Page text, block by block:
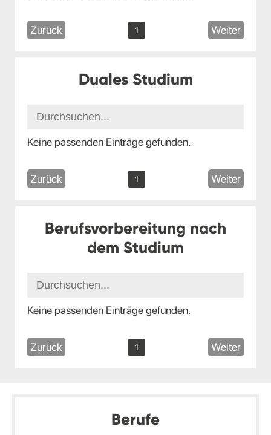
Zurück 1 Weiter
Duales Studium
Keine passenden Einträge gefunden.
Zurück 1 Weiter
Berufsvorbereitung nach
dem Studium
Keine passenden Einträge gefunden.
Zurück 1 Weiter
Berufe